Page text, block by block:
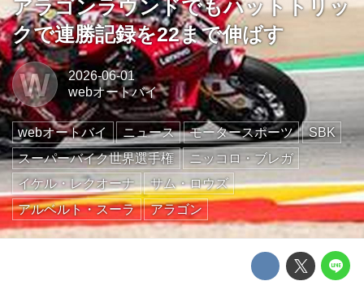
アラゴンラウンドでもハットトリッ
クで連勝記録を22まで伸ばす
W
2026-06-01
webオートバイ
webオートバイ ニュース モータースポーツ
SBK
スーパーバイク世界選手権
ニッコロ・ブレガ
イケル・レクオーナ
サム・ロウズ
アルベルト・スーラ
アラゴン